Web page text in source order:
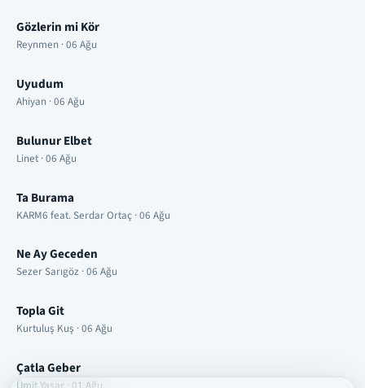
Gözlerin mi Kör
Reynmen · 06 Ağu
Uyudum
Ahiyan · 06 Ağu
Bulunur Elbet
Linet · 06 Ağu
Ta Burama
KARM6 feat. Serdar Ortaç · 06 Ağu
Ne Ay Geceden
Sezer Sarıgöz · 06 Ağu
Topla Git
Kurtuluş Kuş · 06 Ağu
Çatla Geber